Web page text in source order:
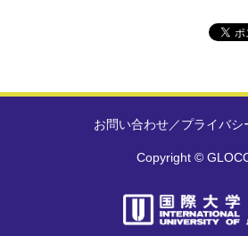
お問い合わせ／プライバシ
Copyright ©